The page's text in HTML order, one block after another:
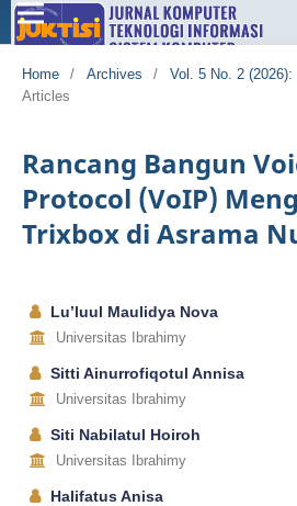
Home / Archives / Vol. 5 No. 2
Articles
Rancang Bangun
Protocol (VoIP)
Trixbox di Asrama
Lu’luul Maulidya Nova
Universitas Ibrahimy
Sitti Ainurrofiqotul Annisa
Universitas Ibrahimy
Siti Nabilatul Hoiroh
Universitas Ibrahimy
Halifatus Anisa